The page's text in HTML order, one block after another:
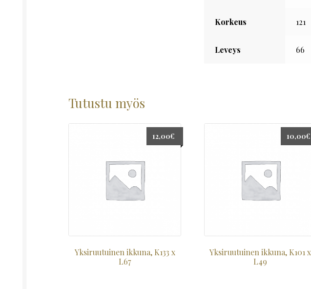
Korkeus 121
Leveys 66
Tutustu myös
Yksiruutuinen ikkuna, K133 x
L67
12,00€
Yksiruutuinen ikkuna, K101 x
L49
10,00€